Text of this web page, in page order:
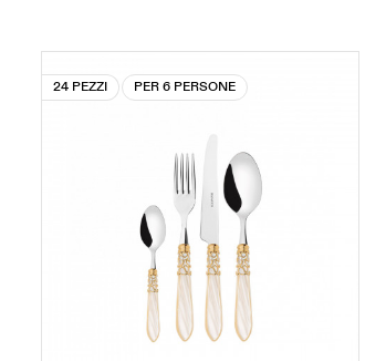
24 PEZZI PER 6 PERSONE